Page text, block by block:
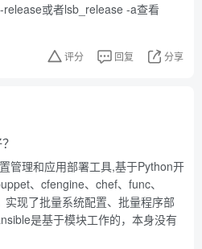
或者lsb_release -a查看
评分 回复 分享
管理和应用部署工具,基于Python开
、cfengine、chef、func、
现了批量系统配置、批量程序部
是基于模块工作的，本身没有